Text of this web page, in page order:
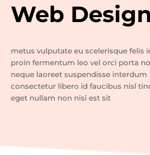
Web Design
metus vulputate eu scelerisque felis
proin fermentum leo vel orci porta
neque laoreet suspendisse interdum
consectetur libero id faucibus nisl
eget nullam non nisi est sit